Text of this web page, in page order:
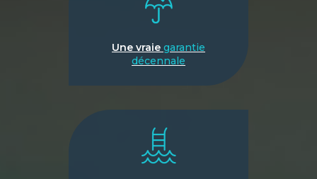
Une vraie garantie
décennale